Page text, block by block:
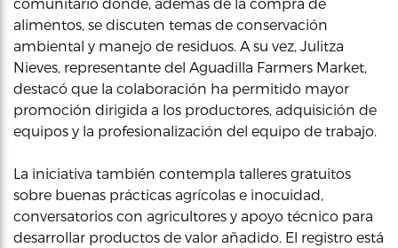
alimentos, se discuten temas de conservación
ambiental y manejo de residuos. A su vez, Julitza
Nieves, representante del Aguadilla Farmers Market,
destacó que la colaboración ha permitido mayor
promoción dirigida a los productores, adquisición de
equipos y la profesionalización del equipo de trabajo.
La iniciativa también contempla talleres gratuitos
sobre buenas prácticas agrícolas e inocuidad,
conversatorios con agricultores y apoyo técnico para
desarrollar productos de valor añadido. El registro está